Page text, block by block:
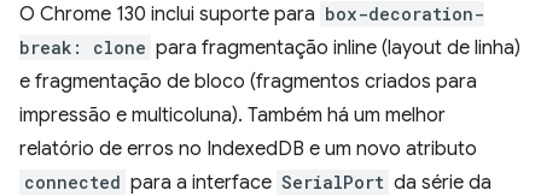
O Chrome 130 inclui suporte para box-decoration-
break: clone para fragmentação inline (layout de linha)
e fragmentação de bloco (fragmentos criados para
impressão e multicoluna). Também há um melhor
relatório de erros no IndexedDB e um novo atributo
connected para a interface SerialPort da série da